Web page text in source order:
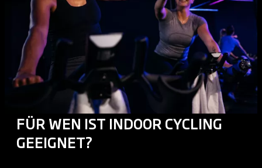
FÜR WEN IST INDOOR CYCLING
GEEIGNET?